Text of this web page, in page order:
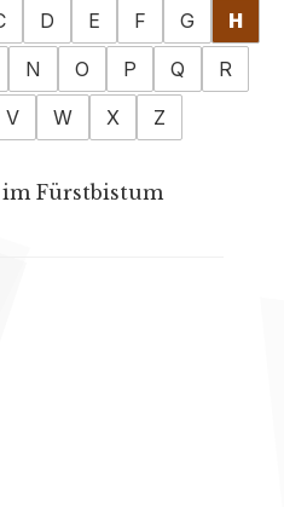
D E F G
H
N O P Q
R
V W X Z
Fürstbistum